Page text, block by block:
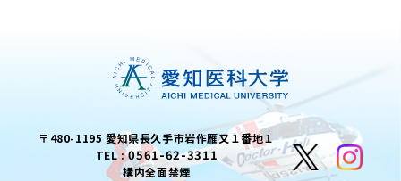
〒480-1195 愛知県長久手市岩作雁又１番地１
TEL :0561-62-3311
構内全面禁煙